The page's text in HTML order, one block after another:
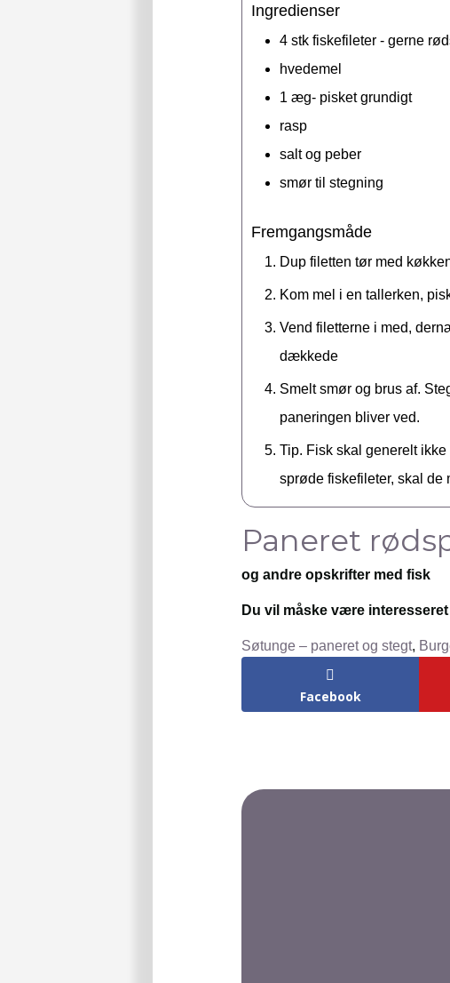
Ingredienser
4 stk fiskefileter - gerne
hvedemel
1 æg- pisket grundigt
rasp
salt og peber
smør til stegning
Fremgangsmåde
Dup filetten tør med
Kom mel i en tallerken,
Vend filetterne i med,
dækkede
Smelt smør og brus af.
paneringen bliver ved.
Tip. Fisk skal generelt
sprøde fiskefileter, skal de
Paneret
og andre opskrifter med fisk
Du vil måske være
Søtunge – paneret og stegt,
Facebook